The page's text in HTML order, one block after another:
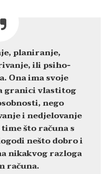
planiranje,
ili psiho-
Ona ima svoje
granici vlastitog
nego
i nedjelovanje
što računa s
nešto dobro i
nikakvog razloga
računa.